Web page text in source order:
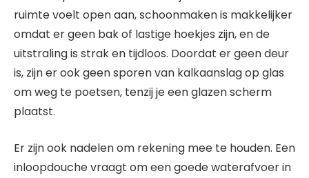
ruimte voelt open aan, schoonmaken is makkelijker
omdat er geen bak of lastige hoekjes zijn, en de
uitstraling is strak en tijdloos. Doordat er geen deur
is, zijn er ook geen sporen van kalkaanslag op glas
om weg te poetsen, tenzij je een glazen scherm
plaatst.
Er zijn ook nadelen om rekening mee te houden. Een
inloopdouche vraagt om een goede waterafvoer in